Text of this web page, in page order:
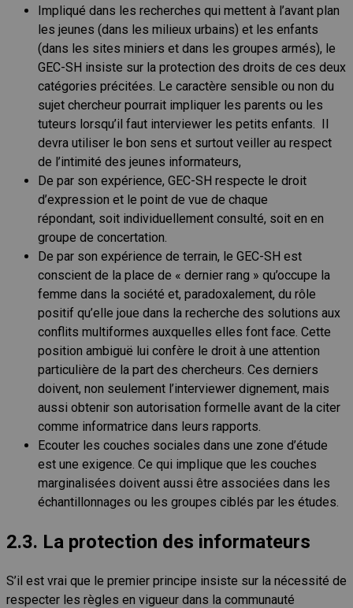
Impliqué dans les recherches qui mettent à l’avant plan
les jeunes (dans les milieux urbains) et les enfants
(dans les sites miniers et dans les groupes armés), le
GEC-SH insiste sur la protection des droits de ces deux
catégories précitées. Le caractère sensible ou non du
sujet chercheur pourrait impliquer les parents ou les
tuteurs lorsqu’il faut interviewer les petits enfants. Il
devra utiliser le bon sens et surtout veiller au respect
de l’intimité des jeunes informateurs,
De par son expérience, GEC-SH respecte le droit
d’expression et le point de vue de chaque
répondant, soit individuellement consulté, soit en en
groupe de concertation.
De par son expérience de terrain, le GEC-SH est
conscient de la place de « dernier rang » qu’occupe la
femme dans la société et, paradoxalement, du rôle
positif qu’elle joue dans la recherche des solutions aux
conflits multiformes auxquelles elles font face. Cette
position ambiguë lui confère le droit à une attention
particulière de la part des chercheurs. Ces derniers
doivent, non seulement l’interviewer dignement, mais
aussi obtenir son autorisation formelle avant de la citer
comme informatrice dans leurs rapports.
Ecouter les couches sociales dans une zone d’étude
est une exigence. Ce qui implique que les couches
marginalisées doivent aussi être associées dans les
échantillonnages ou les groupes ciblés par les études.
2.3. La protection des informateurs
S’il est vrai que le premier principe insiste sur la nécessité de
respecter les règles en vigueur dans la communauté